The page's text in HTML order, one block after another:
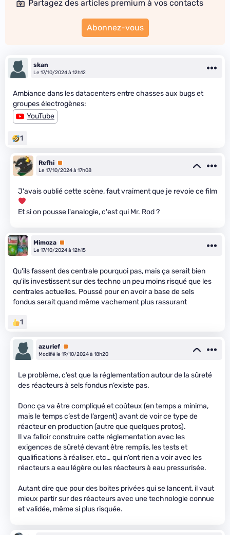
Partagez des articles premium à vos contacts
Abonnez-vous
skan
Le 17/10/2024 à 12h12
Ambiance dans les datacenters entre chasses aux bugs et
groupes électrogènes:
YouTube
1
Refhi Premium
Le 17/10/2024 à 17h08
J'avais oublié cette scène, faut vraiment que je revoie ce film
Et si on pousse l'analogie, c'est qui Mr. Rod ?
Mimoza Premium
Le 17/10/2024 à 12h15
Qu'ils fassent des centrale pourquoi pas, mais ça serait bien
qu'ils investissent sur des techno un peu moins risqué que les
centrales actuelles. Poussé pour en avoir a base de sels
fondus serait quand même vachement plus rassurant
1
azurief Premium
Modifié le 19/10/2024 à 18h20
Le problème, c’est que la réglementation autour de la sûreté
des réacteurs à sels fondus n’existe pas.
Donc ça va être compliqué et coûteux (en temps a minima,
mais le temps c’est de l’argent) avant de voir ce type de
réacteur en production (autre que quelques protos).
Il va falloir construire cette réglementation avec les
exigences de sûreté devant être remplis, les tests et
qualifications à réaliser, etc… qui n’ont rien a voir avec les
réacteurs a eau légère ou les réacteurs à eau pressurisée.
Autant dire que pour des boites privées qui se lancent, il vaut
mieux partir sur des réacteurs avec une technologie connue
et validée, même si plus risquée.